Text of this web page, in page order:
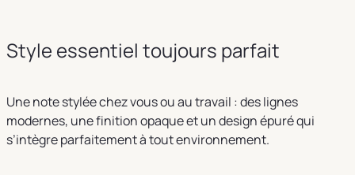
Style essentiel toujours parfait
Une note stylée chez vous ou au travail : des lignes
modernes, une finition opaque et un design épuré qui
s’intègre parfaitement à tout environnement.